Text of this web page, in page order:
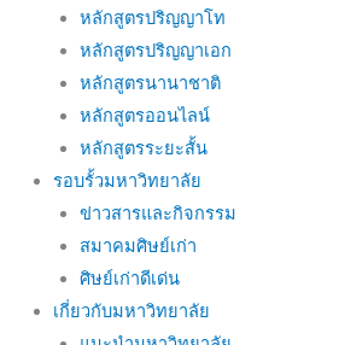
หลักสูตรปริญญาโท
หลักสูตรปริญญาเอก
หลักสูตรนานาชาติ
หลักสูตรออนไลน์
หลักสูตรระยะสั้น
รอบรั้วมหาวิทยาลัย
ข่าวสารและกิจกรรม
สมาคมศิษย์เก่า
ศิษย์เก่าดีเด่น
เกี่ยวกับมหาวิทยาลัย